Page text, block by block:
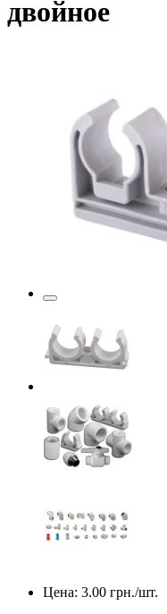
двойное
Цена: 3.00 грн./шт.